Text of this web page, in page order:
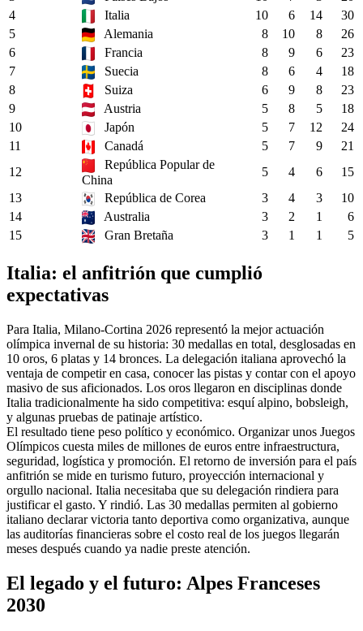
4
Italia 10 6 14
30
5
Alemania 8 10 8
26
6
Francia 8 9 6
23
7
Suecia 8 6 4
18
8
Suiza 6 9 8
23
9
Austria 5 8 5
18
10
Japón 5 7 12
24
11
Canadá 5 7 9
21
12
República Popular de
China
5 4 6
15
13
República de Corea 3 4 3
10
14
Australia 3 2 1
6
15
Gran Bretaña 3 1 1 5
Italia: el anfitrión que cumplió
expectativas
Para Italia, Milano-Cortina 2026 representó la mejor actuación
olímpica invernal de su historia: 30 medallas en total, desglosadas en
10 oros, 6 platas y 14 bronces. La delegación italiana aprovechó la
ventaja de competir en casa, conocer las pistas y contar con el apoyo
masivo de sus aficionados. Los oros llegaron en disciplinas donde
Italia tradicionalmente ha sido competitiva: esquí alpino, bobsleigh,
y algunas pruebas de patinaje artístico.
El resultado tiene peso político y económico. Organizar unos Juegos
Olímpicos cuesta miles de millones de euros entre infraestructura,
seguridad, logística y promoción. El retorno de inversión para el país
anfitrión se mide en turismo futuro, proyección internacional y
orgullo nacional. Italia necesitaba que su delegación rindiera para
justificar el gasto. Y rindió. Las 30 medallas permiten al gobierno
italiano declarar victoria tanto deportiva como organizativa, aunque
las auditorías financieras sobre el costo real de los juegos llegarán
meses después cuando ya nadie preste atención.
El legado y el futuro: Alpes Franceses
2030